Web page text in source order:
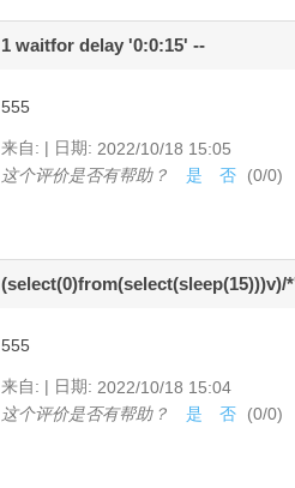
1 waitfor delay '0:0:15' --
555
来自: | 日期: 2022/10/18 15:05
这个评价是否有帮助？
是 否 (0/0)
555
来自: | 日期: 2022/10/18 15:04
这个评价是否有帮助？
是 否 (0/0)